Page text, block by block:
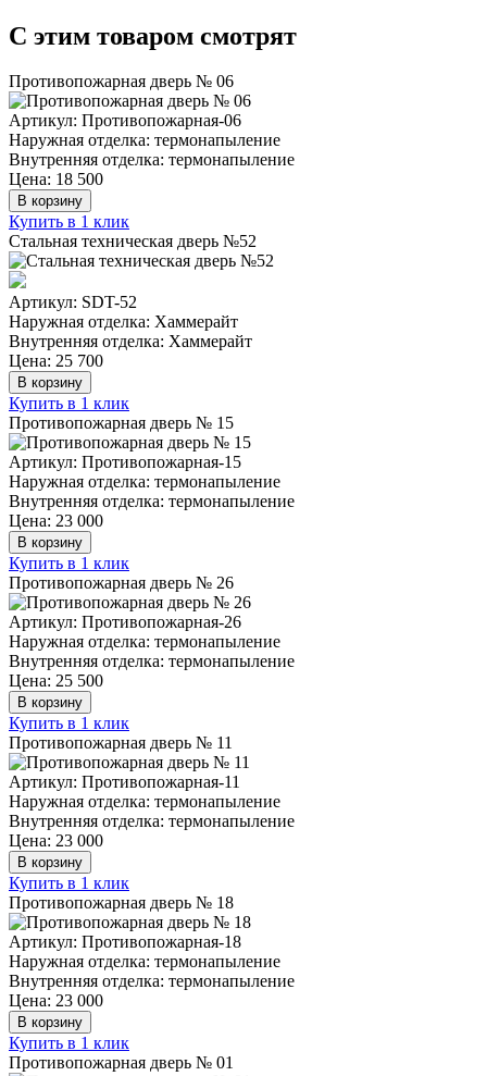
C этим товаром смотрят
Противопожарная дверь № 06
Артикул: Противопожарная-06
Наружная отделка: термонапыление
Внутренняя отделка: термонапыление
Цена: 18 500
В корзину
Купить в 1 клик
Стальная техническая дверь №52
Артикул: SDT-52
Наружная отделка: Хаммерайт
Внутренняя отделка: Хаммерайт
Цена: 25 700
В корзину
Купить в 1 клик
Противопожарная дверь № 15
Артикул: Противопожарная-15
Наружная отделка: термонапыление
Внутренняя отделка: термонапыление
Цена: 23 000
В корзину
Купить в 1 клик
Противопожарная дверь № 26
Артикул: Противопожарная-26
Наружная отделка: термонапыление
Внутренняя отделка: термонапыление
Цена: 25 500
В корзину
Купить в 1 клик
Противопожарная дверь № 11
Артикул: Противопожарная-11
Наружная отделка: термонапыление
Внутренняя отделка: термонапыление
Цена: 23 000
В корзину
Купить в 1 клик
Противопожарная дверь № 18
Артикул: Противопожарная-18
Наружная отделка: термонапыление
Внутренняя отделка: термонапыление
Цена: 23 000
В корзину
Купить в 1 клик
Противопожарная дверь № 01